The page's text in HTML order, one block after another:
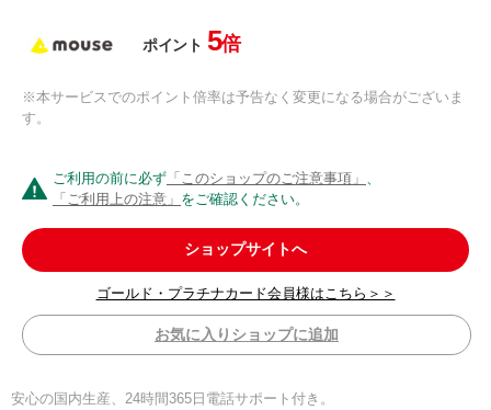
ポイント 5倍
※本サービスでのポイント倍率は予告なく変更になる場合がございま
す。
ご利用の前に必ず 「このショップのご注意事項」 、
「ご利用上の注意」 をご確認ください。
ショップサイトへ
ゴールド・プラチナカード会員様はこちら＞＞
お気に入りショップに追加
安心の国内生産、24時間365日電話サポート付き。